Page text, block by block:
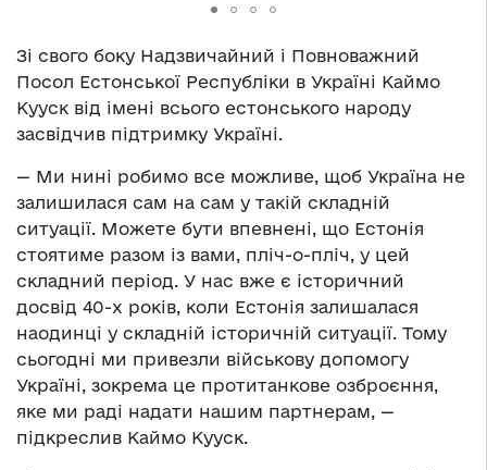
Зі свого боку Надзвичайний і Повноважний
Посол Естонської Республіки в Україні Каймо
Кууск від імені всього естонського народу
засвідчив підтримку Україні.
— Ми нині робимо все можливе, щоб Україна не
залишилася сам на сам у такій складній
ситуації. Можете бути впевнені, що Естонія
стоятиме разом із вами, пліч-о-пліч, у цей
складний період. У нас вже є історичний
досвід 40-х років, коли Естонія залишалася
наодинці у складній історичній ситуації. Тому
сьогодні ми привезли військову допомогу
Україні, зокрема це протитанкове озброєння,
яке ми раді надати нашим партнерам, —
підкреслив Каймо Кууск.